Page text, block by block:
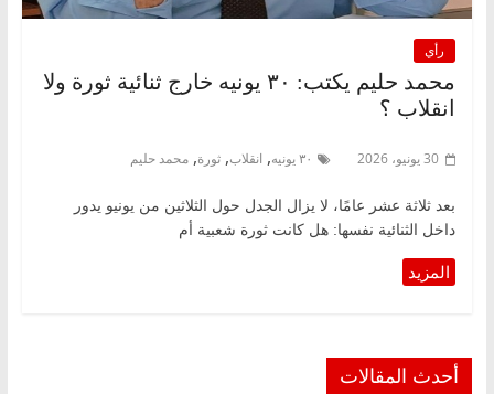
رأي
محمد حليم يكتب: ٣٠ يونيه خارج ثنائية ثورة ولا
انقلاب ؟
30 يونيو، 2026 ٣٠ يونيه , انقلاب, ثورة, محمد حليم
بعد ثلاثة عشر عامًا، لا يزال الجدل حول الثلاثين من يونيو يدور
داخل الثنائية نفسها: هل كانت ثورة شعبية أم
أحدث المقالات